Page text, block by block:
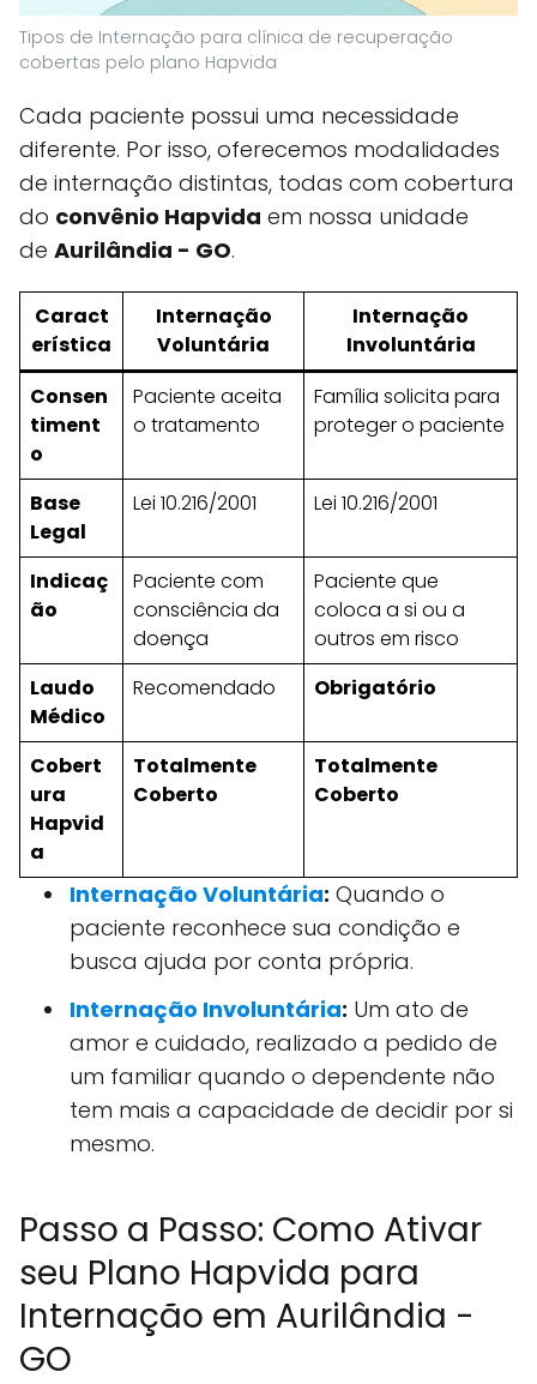
Tipos de Internação para clínica de recuperação
cobertas pelo plano Hapvida
Cada paciente possui uma necessidade
diferente. Por isso, oferecemos modalidades
de internação distintas, todas com cobertura
do convênio Hapvida em nossa unidade
de Aurilândia - GO.
Caract
erística
Internação
Voluntária
Internação
Involuntária
Consen
timent
o
Paciente aceita
o tratamento
Família solicita para
proteger o paciente
Base
Legal
Lei 10.216/2001 Lei 10.216/2001
Indicaç
ão
Paciente com
consciência da
doença
Paciente que
coloca a si ou a
outros em risco
Laudo
Médico
Recomendado Obrigatório
Cobert
ura
Hapvid
a
Totalmente
Coberto
Totalmente
Coberto
Internação Voluntária: Quando o
paciente reconhece sua condição e
busca ajuda por conta própria.
Internação Involuntária: Um ato de
amor e cuidado, realizado a pedido de
um familiar quando o dependente não
tem mais a capacidade de decidir por si
mesmo.
Passo a Passo: Como Ativar
seu Plano Hapvida para
Internação em Aurilândia -
GO